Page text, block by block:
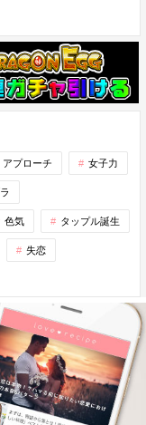
アプローチ 女子力
色気 タップル誕生
失恋